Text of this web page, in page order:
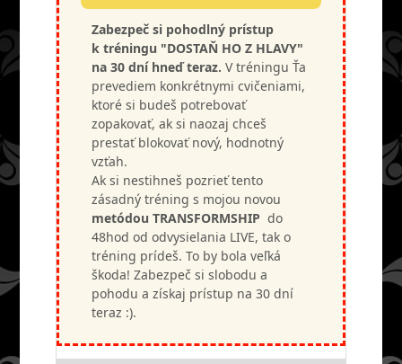
Zabezpeč si pohodlný prístup
k tréningu "DOSTAŇ HO Z HLAVY"
na 30 dní hneď teraz. V tréningu Ťa
prevediem konkrétnymi cvičeniami,
ktoré si budeš potrebovať
zopakovať, ak si naozaj chceš
prestať blokovať nový, hodnotný
vzťah.
Ak si nestihneš pozrieť tento
zásadný tréning s mojou novou
metódou TRANSFORMSHIP do
48hod od odvysielania LIVE, tak o
tréning prídeš. To by bola veľká
škoda! Zabezpeč si slobodu a
pohodu a získaj prístup na 30 dní
teraz :).